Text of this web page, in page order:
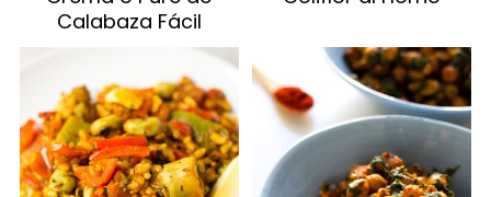
Calabaza Fácil